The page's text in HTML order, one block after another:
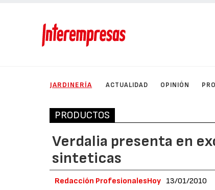
JARDINERÍA ACTUALIDAD OPINIÓN
PRODUCTOS
Verdalia presenta en
sinteticas
Redacción ProfesionalesHoy 13/01/2010